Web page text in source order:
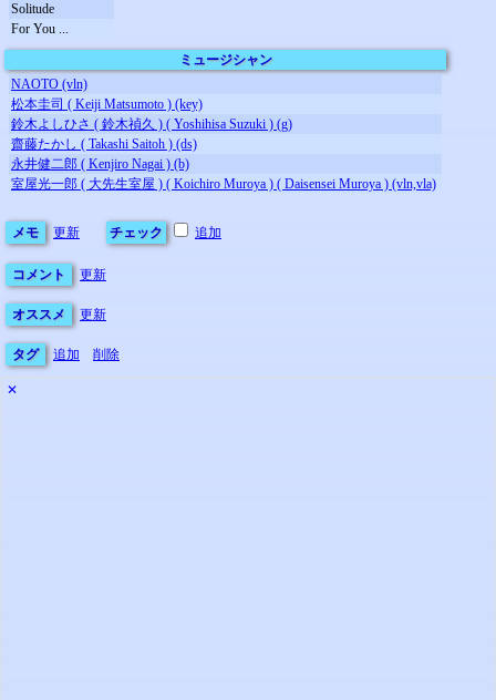
Solitude
For You ...
ミュージシャン
NAOTO (vln)
松本圭司 ( Keiji Matsumoto ) (key)
鈴木よしひさ ( 鈴木禎久 ) ( Yoshihisa Suzuki ) (g)
齋藤たかし ( Takashi Saitoh ) (ds)
永井健二郎 ( Kenjiro Nagai ) (b)
室屋光一郎 ( 大先生室屋 ) ( Koichiro Muroya ) ( Daisensei Muroya ) (vln,vla)
メモ 更新 チェック 追加
コメント 更新
オススメ 更新
タグ 追加 削除
✕